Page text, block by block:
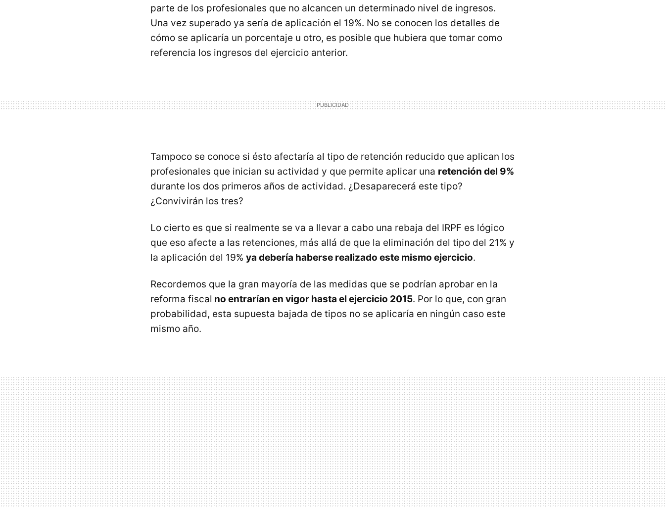
parte de los profesionales que no alcancen un determinado nivel de ingresos.
Una vez superado ya sería de aplicación el 19%. No se conocen los detalles de
cómo se aplicaría un porcentaje u otro, es posible que hubiera que tomar como
referencia los ingresos del ejercicio anterior.
Tampoco se conoce si ésto afectaría al tipo de retención reducido que aplican los
profesionales que inician su actividad y que permite aplicar una retención del 9%
durante los dos primeros años de actividad. ¿Desaparecerá este tipo?
¿Convivirán los tres?
Lo cierto es que si realmente se va a llevar a cabo una rebaja del IRPF es lógico
que eso afecte a las retenciones, más allá de que la eliminación del tipo del 21% y
la aplicación del 19% ya debería haberse realizado este mismo ejercicio.
Recordemos que la gran mayoría de las medidas que se podrían aprobar en la
reforma fiscal no entrarían en vigor hasta el ejercicio 2015. Por lo que, con gran
probabilidad, esta supuesta bajada de tipos no se aplicaría en ningún caso este
mismo año.